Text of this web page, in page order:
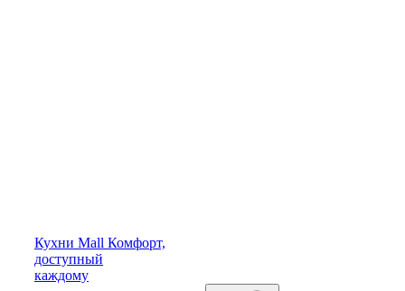
Кухни Mall Комфорт,
доступный
каждому